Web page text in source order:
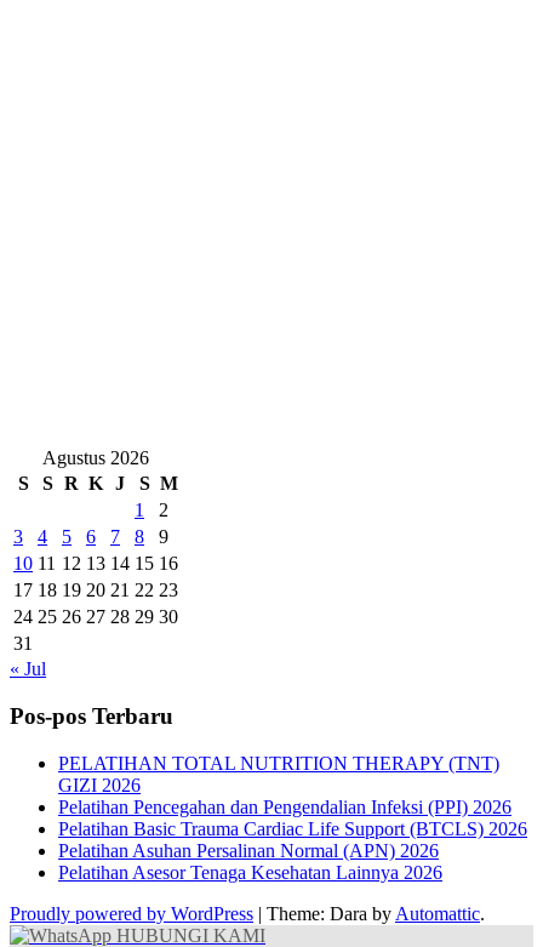
Agustus 2026
S
S R K J S M
1
2
3
4 5 6 7 8
9
10 11 12 13 14 15 16
17 18 19 20 21 22 23
24 25 26 27 28 29 30
31
« Jul
Pos-pos Terbaru
PELATIHAN TOTAL NUTRITION THERAPY (TNT)
GIZI 2026
Pelatihan Pencegahan dan Pengendalian Infeksi (PPI) 2026
Pelatihan Basic Trauma Cardiac Life Support (BTCLS) 2026
Pelatihan Asuhan Persalinan Normal (APN) 2026
Pelatihan Asesor Tenaga Kesehatan Lainnya 2026
Proudly powered by WordPress | Theme: Dara by Automattic.
HUBUNGI KAMI